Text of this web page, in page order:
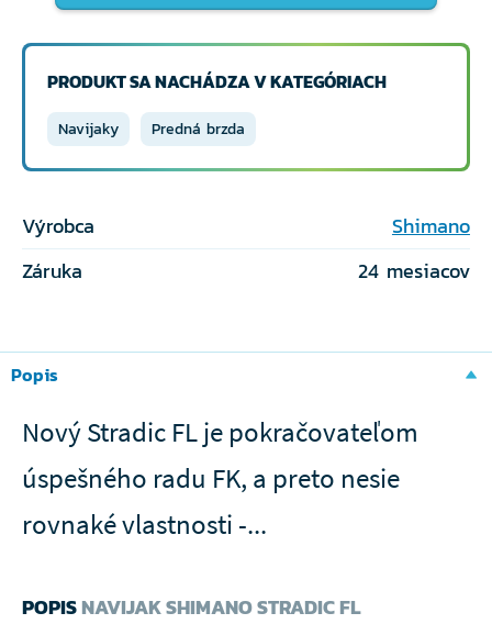
PRODUKT SA NACHÁDZA V KATEGÓRIACH
Navijaky Predná brzda
Výrobca
Shimano
Záruka
24 mesiacov
Popis
Nový Stradic FL je pokračovateľom
úspešného radu FK, a preto nesie
rovnaké vlastnosti -...
POPISNAVIJAK SHIMANO STRADIC FL